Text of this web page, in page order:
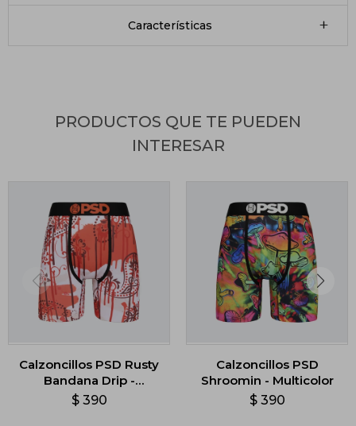
Características
PRODUCTOS QUE TE PUEDEN
INTERESAR
Calzoncillos PSD Rusty
Bandana Drip -
Multicolor
$ 390
Calzoncillos PSD
Shroomin - Multicolor
$ 390